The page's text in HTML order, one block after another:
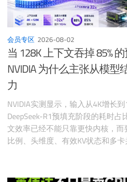
会员专区 2026-08-02
当 128K 上下文吞掉 85%
NVIDIA 为什么主张从模
力
NVIDIA实测显示，输入从4K增长
DeepSeek-R1预填充阶段的耗时占
文效率已经不能只靠更快内核，而
比例、头维度、有效KV状态和多卡